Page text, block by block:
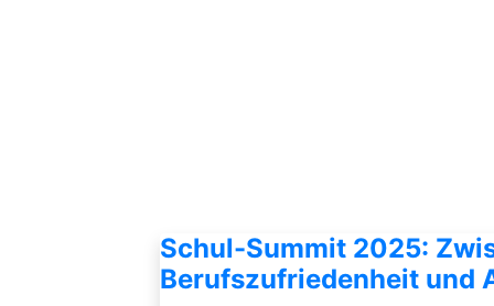
Schul-Summit 2025:
Berufszufriedenheit und